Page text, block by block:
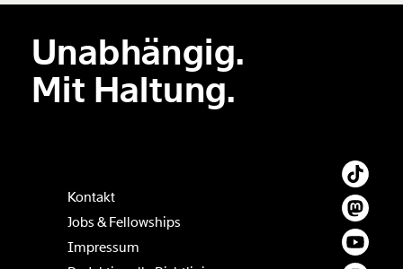
Unabhängig.
Mit Haltung.
Kontakt
Jobs & Fellowships
Impressum